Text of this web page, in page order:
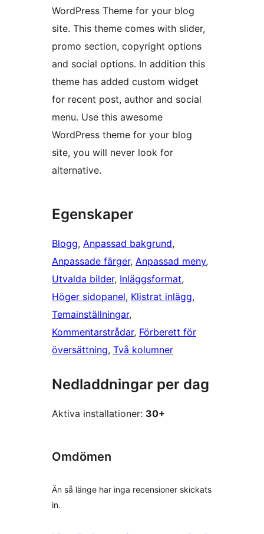
WordPress Theme for your blog
site. This theme comes with slider,
promo section, copyright options
and social options. In addition this
theme has added custom widget
for recent post, author and social
menu. Use this awesome
WordPress theme for your blog
site, you will never look for
alternative.
Egenskaper
Blogg, Anpassad bakgrund
Anpassade färger, Anpassad meny
Utvalda bilder, Inläggsformat
Höger sidopanel, Klistrat inlägg
Temainställningar
Kommentarstrådar, Förberett för
översättning, Två kolumner
Nedladdningar per dag
Aktiva installationer: 30+
Omdömen
Än så länge har inga recensioner skickats
in.